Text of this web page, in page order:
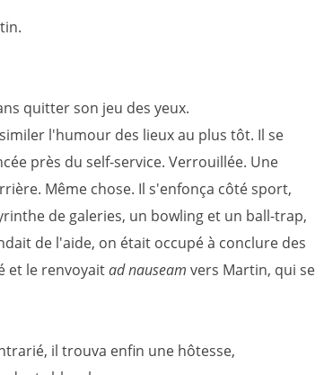
quitter son jeu des yeux.
l'humour des lieux au plus tôt. Il se
près du self-service. Verrouillée. Une
Même chose. Il s'enfonça côté sport,
de galeries, un bowling et un ball-trap,
de l'aide, on était occupé à conclure des
et le renvoyaitad nauseam vers Martin, qui se
il trouva enfin une hôtesse,